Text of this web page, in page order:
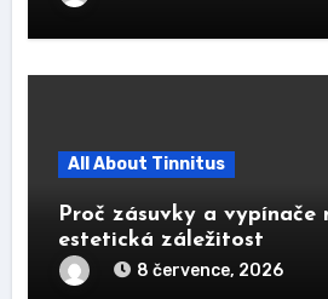
All About Tinnitus
Proč zásuvky a vypínače
estetická záležitost
8 července, 2026